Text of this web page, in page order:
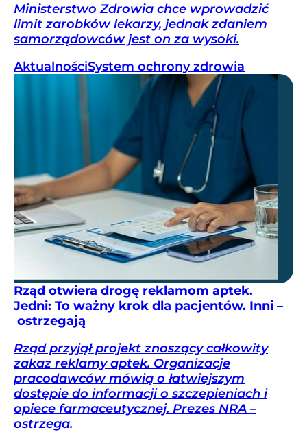
Ministerstwo Zdrowia chce wprowadzić
limit zarobków lekarzy, jednak zdaniem
samorządowców jest on za wysoki.
AktualnościSystem ochrony zdrowia
Rząd otwiera drogę reklamom aptek.
Jedni: To ważny krok dla pacjentów. Inni –
ostrzegają
Rząd przyjął projekt znoszący całkowity
zakaz reklamy aptek. Organizacje
pracodawców mówią o łatwiejszym
dostępie do informacji o szczepieniach i
opiece farmaceutycznej. Prezes NRA –
ostrzega.